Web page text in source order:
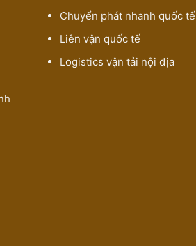
Chuyển phát nhanh quốc tế
Liên vận quốc tế
Logistics vận tải nội địa